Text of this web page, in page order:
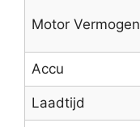
Motor Vermogen
Accu
Laadtijd